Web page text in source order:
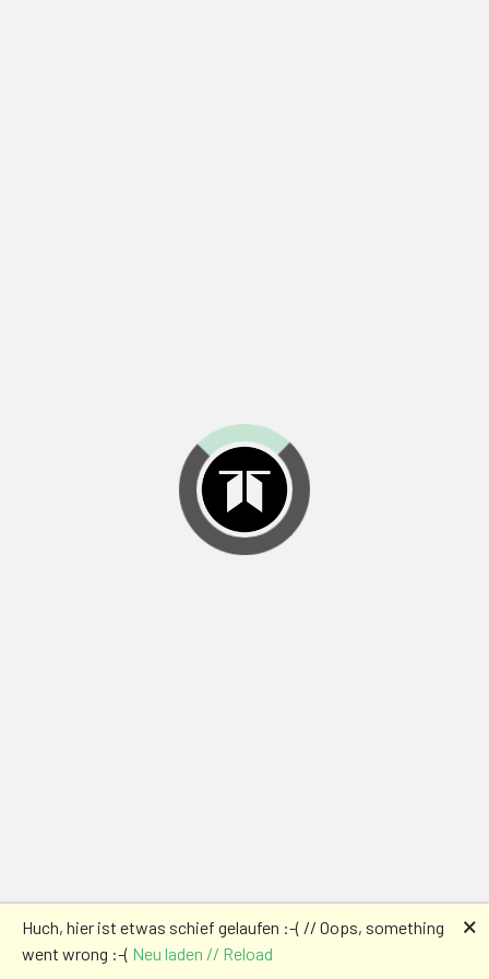
Huch, hier ist etwas schief gelaufen :-( // Oops, something
went wrong :-( Neu laden // Reload
🗙